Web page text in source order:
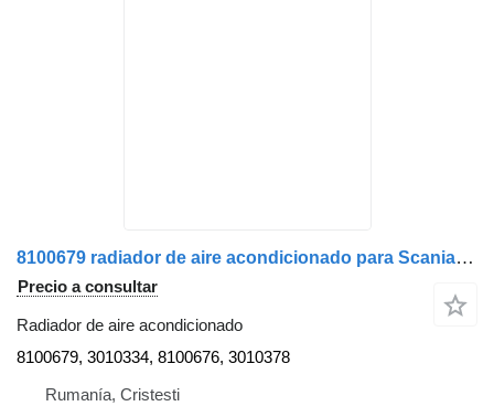
8100679 radiador de aire acondicionado para Scania camión
Precio a consultar
Radiador de aire acondicionado
8100679, 3010334, 8100676, 3010378
Rumanía, Cristesti